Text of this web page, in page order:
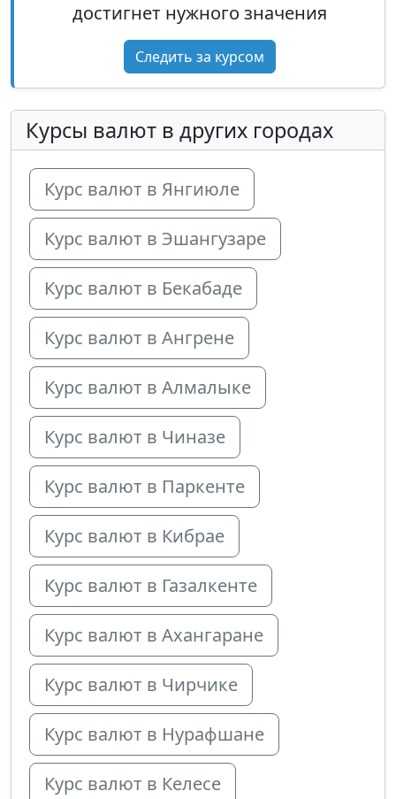
достигнет нужного значения
Следить за курсом
Курсы валют в других городах
Курс валют в Янгиюле
Курс валют в Эшангузаре
Курс валют в Бекабаде
Курс валют в Ангрене
Курс валют в Алмалыке
Курс валют в Чиназе
Курс валют в Паркенте
Курс валют в Кибрае
Курс валют в Газалкенте
Курс валют в Ахангаране
Курс валют в Чирчике
Курс валют в Нурафшане
Курс валют в Келесе